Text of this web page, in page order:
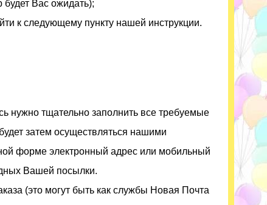
Вас ожидать);
к следующему пункту нашей инструкции.
нужно тщательно заполнить все требуемые
затем осуществляться нашими
форме электронный адрес или мобильный
Вашей посылки.
(это могут быть как службы Новая Почта